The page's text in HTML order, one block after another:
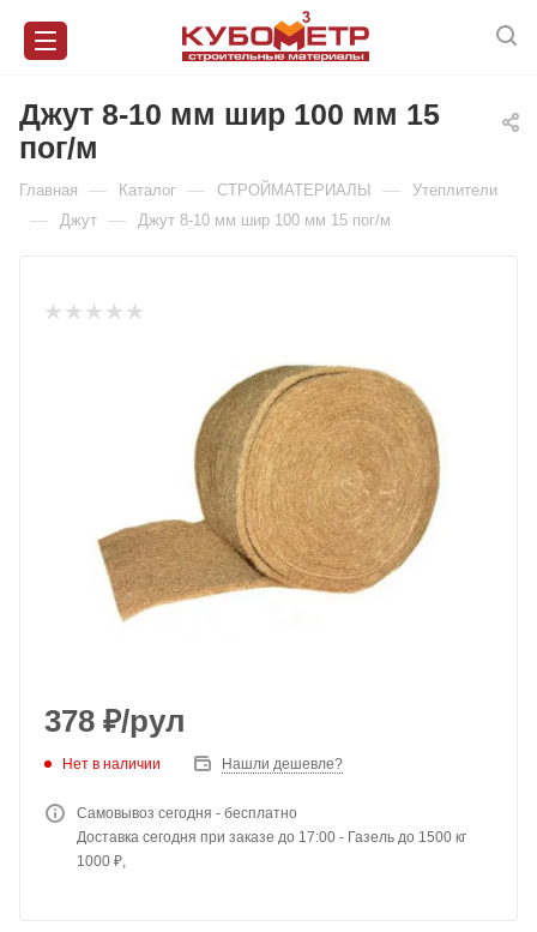
Джут 8-10 мм шир 100 мм 15
пог/м
Главная — Каталог — СТРОЙМАТЕРИАЛЫ — Утеплители
— Джут — Джут 8-10 мм шир 100 мм 15 пог/м
378 ₽/рул
Нет в наличии Нашли дешевле?
Самовывоз сегодня - бесплатно
Доставка сегодня при заказе до 17:00 - Газель до 1500 кг
1000 ₽,